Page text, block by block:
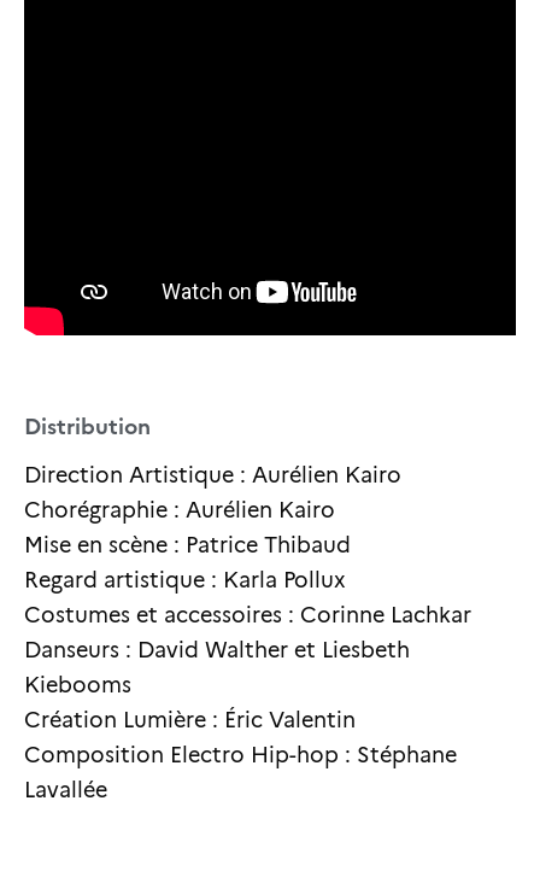
Distribution
Direction Artistique : Aurélien Kairo
Chorégraphie : Aurélien Kairo
Mise en scène : Patrice Thibaud
Regard artistique : Karla Pollux
Costumes et accessoires : Corinne Lachkar
Danseurs : David Walther et Liesbeth
Kiebooms
Création Lumière : Éric Valentin
Composition Electro Hip-hop : Stéphane
Lavallée